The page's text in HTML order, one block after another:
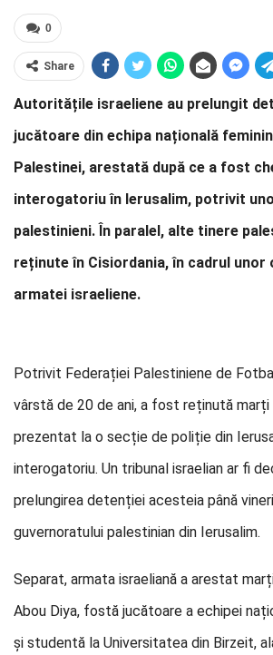
0
Share
Autoritățile israeliene au prelungit
jucătoare din echipa națională
Palestinei, arestată după ce a fost
interogatoriu în Ierusalim, potrivit
palestinieni. În paralel, alte tinere
reținute în Cisiordania, în cadrul unor
armatei israeliene.
Potrivit Federației Palestiniene de
vârstă de 20 de ani, a fost reținută marți
prezentat la o secție de poliție din
interogatoriu. Un tribunal israelian ar fi
prelungirea detenției acesteia până
guvernoratului palestinian din Ierusalim.
Separat, armata israeliană a arestat
Abou Diya, fostă jucătoare a echipei
și studentă la Universitatea din Birzeit,